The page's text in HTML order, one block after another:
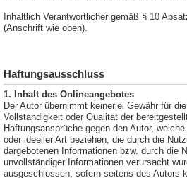
Inhaltlich Verantwortlicher gemäß § 10
(Anschrift wie oben).
Haftungsausschluss
1. Inhalt des Onlineangebotes
Der Autor übernimmt keinerlei Gewähr für
Vollständigkeit oder Qualität der
Haftungsansprüche gegen den Autor,
oder ideeller Art beziehen, die durch die
dargebotenen Informationen bzw. durch die
unvollständiger Informationen verursacht
ausgeschlossen, sofern seitens des Autors